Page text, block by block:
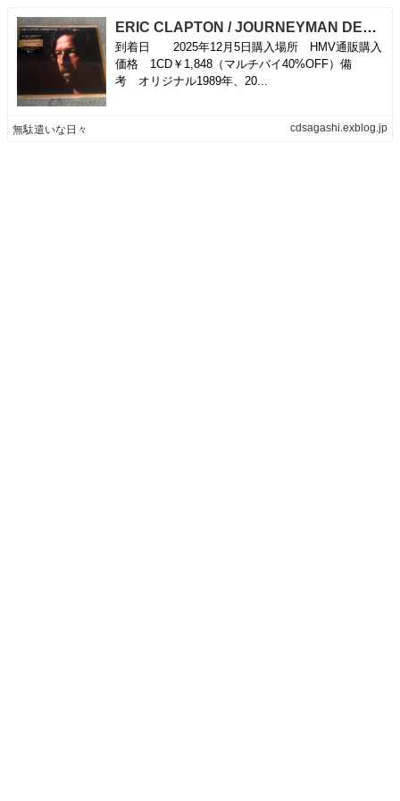
ERIC CLAPTON / JOURNEYMAN DELUXE EDITION | 無駄遣いな日々
到着日 2025年12月5日購入場所 HMV通販購入
価格 1CD￥1,848（マルチバイ40%OFF）備
考 オリジナル1989年、20...
無駄遣いな日々 cdsagashi.exblog.jp